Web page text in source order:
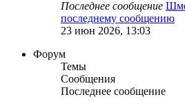
Последнее сообщение
последнему сообщению
23 июн 2026, 13:03
Форум
Темы
Сообщения
Последнее сообщение